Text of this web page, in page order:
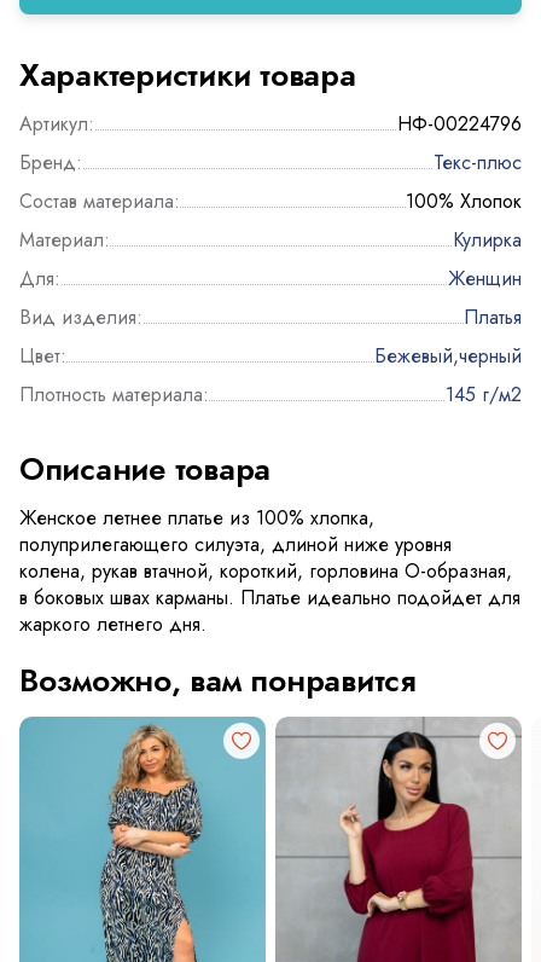
Характеристики товара
Артикул:
НФ-00224796
Бренд:
Текс-плюс
Состав материала:
100% Хлопок
Материал:
Кулирка
Для:
Женщин
Вид изделия:
Платья
Цвет:
Бежевый,черный
Плотность материала:
145 г/м2
Описание товара
Женское летнее платье из 100% хлопка,
полуприлегающего силуэта, длиной ниже уровня
колена, рукав втачной, короткий, горловина О-образная,
в боковых швах карманы. Платье идеально подойдет для
жаркого летнего дня.
Возможно, вам понравится